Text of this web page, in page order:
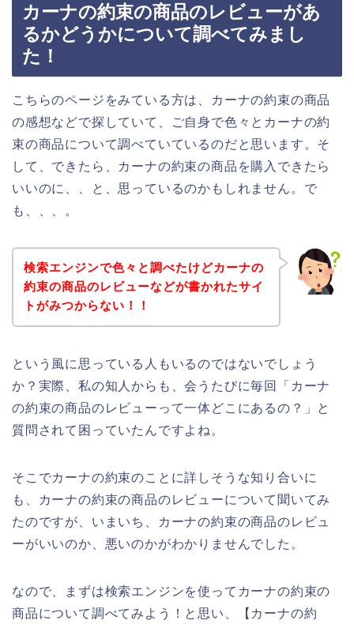
カーナの約束の商品のレビューがあ
るかどうかについて調べてみまし
た！
こちらのページをみている方は、カーナの約束の商品
の感想などで探していて、ご自身で色々とカーナの約
束の商品について調べていているのだと思います。そ
して、できたら、カーナの約束の商品を購入できたら
いいのに、、と、思っているのかもしれません。で
も、、、。
検索エンジンで色々と調べたけどカーナの
約束の商品のレビューなどが書かれたサイ
トがみつからない！！
という風に思っている人もいるのではないでしょう
か？実際、私の知人からも、会うたびに毎回「カーナ
の約束の商品のレビューって一体どこにあるの？」と
質問されて困っていたんですよね。
そこでカーナの約束のことに詳しそうな知り合いに
も、カーナの約束の商品のレビューについて聞いてみ
たのですが、いまいち、カーナの約束の商品のレビュ
ーがいいのか、悪いのかがわかりませんでした。
なので、まずは検索エンジンを使ってカーナの約束の
商品について調べてみよう！と思い、【カーナの約